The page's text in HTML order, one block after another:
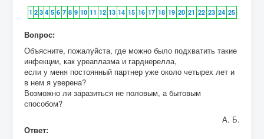
1 2 3 4 5 6 7 8 9 10 11 12 13 14 15 16 17 18 19 20 21 22 23 24 25
Вопрос:
Объясните, пожалуйста, где можно было подхватить такие
инфекции, как уреаплазма и гарднерелла,
если у меня постоянный партнер уже около четырех лет и
в нем я уверена?
Возможно ли заразиться не половым, а бытовым
способом?
А. Б.
Ответ: